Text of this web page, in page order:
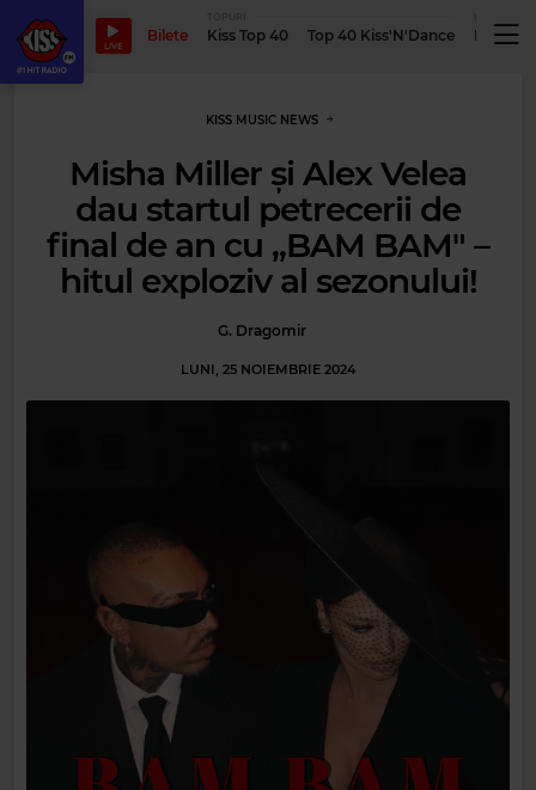
LIVE
Bilete Kiss Top 40 Top 40 Kiss'N'Dance
KISS MUSIC NEWS
Misha Miller și Alex Velea
dau startul petrecerii de
final de an cu „BAM BAM" –
hitul exploziv al sezonului!
G. Dragomir
LUNI, 25 NOIEMBRIE 2024